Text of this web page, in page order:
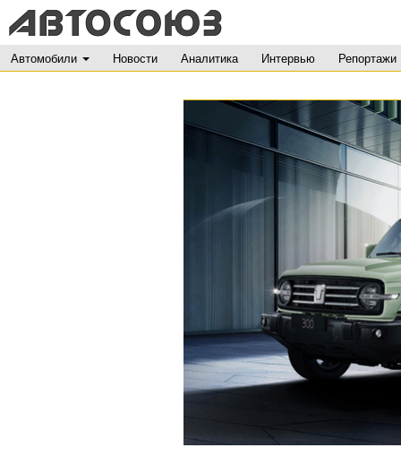
Автомобили Новости Аналитика Интервью Репортажи